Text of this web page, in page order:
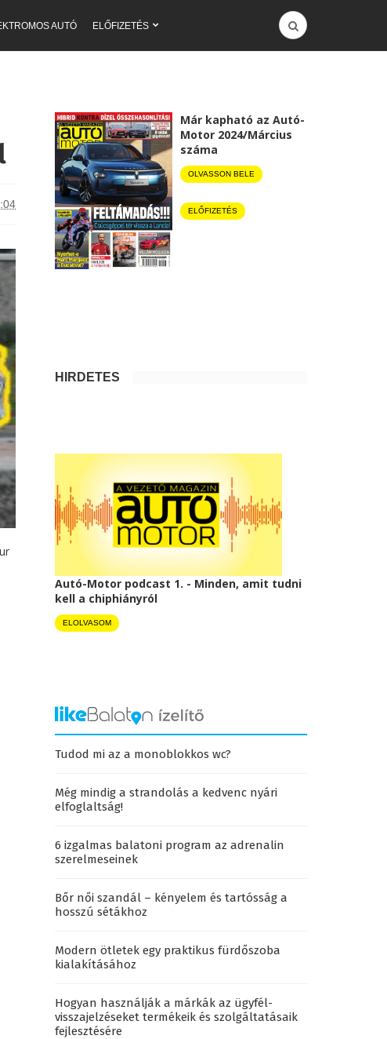
AUTÓ ELŐFIZETÉS
Már kapható az Autó-
Motor 2024/Március
száma
OLVASSON BELE
ELŐFIZETÉS
HIRDETÉS
Autó-Motor podcast 1. - Minden, amit tudni
kell a chiphiányról
ELOLVASOM
Tudod mi az a monoblokkos wc?
Még mindig a strandolás a kedvenc nyári
elfoglaltság!
6 izgalmas balatoni program az adrenalin
szerelmeseinek
Bőr női szandál – kényelem és tartósság a
hosszú sétákhoz
Modern ötletek egy praktikus fürdőszoba
kialakításához
Hogyan használják a márkák az ügyfél-
visszajelzéseket termékeik és szolgáltatásaik
fejlesztésére